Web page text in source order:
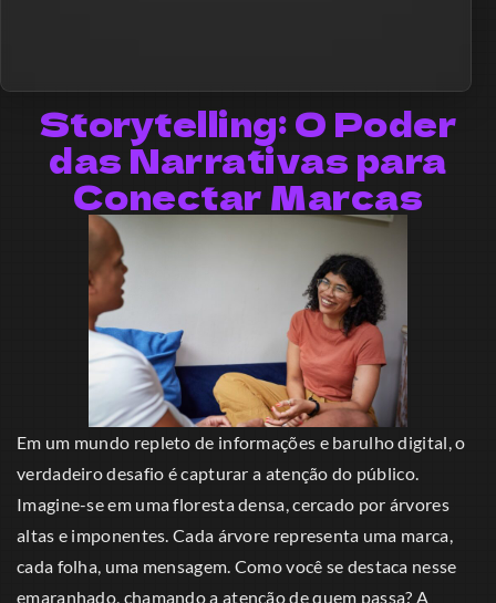
Storytelling: O Poder
das Narrativas para
Conectar Marcas
Em um mundo repleto de informações e barulho digital, o
verdadeiro desafio é capturar a atenção do público.
Imagine-se em uma floresta densa, cercado por árvores
altas e imponentes. Cada árvore representa uma marca,
cada folha, uma mensagem. Como você se destaca nesse
emaranhado, chamando a atenção de quem passa? A